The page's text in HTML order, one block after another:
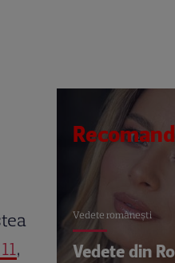
,
Vedete româneşti
Vedete din